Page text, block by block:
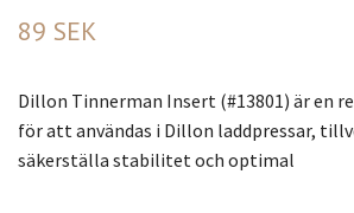
89 SEK
Dillon Tinnerman Insert (#13801) är en
för att användas i Dillon laddpressar,
säkerställa stabilitet och optimal